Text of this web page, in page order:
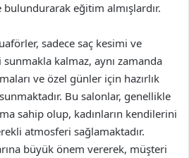
bulundurarak eğitim almışlardır.
sadece saç kesimi ve
kalmaz, aynı zamanda
ve özel günler için hazırlık
Bu salonlar, genellikle
sahip olup, kadınların kendilerini
atmosferi sağlamaktadır.
büyük önem vererek, müşteri